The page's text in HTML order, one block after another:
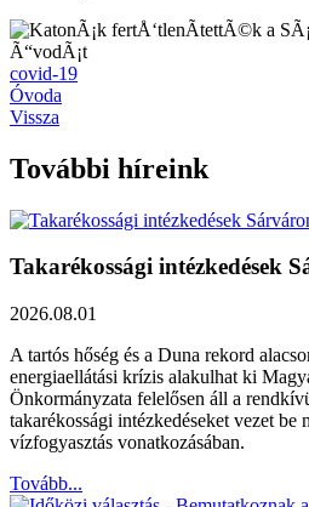
covid-19
Óvoda
Vissza
További híreink
Takarékossági intézkedések
2026.08.01
A tartós hőség és a Duna rekord
energiaellátási krízis alakulhat ki
Önkormányzata felelősen áll a
takarékossági intézkedéseket vezet be
vízfogyasztás vonatkozásában.
Tovább...